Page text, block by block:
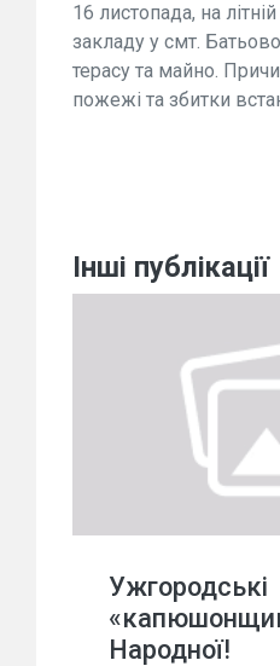
16 листопада, на
закладу у смт.
терасу та майно.
пожежі та збитки
Інші публікації
Ужгородські
Народної!